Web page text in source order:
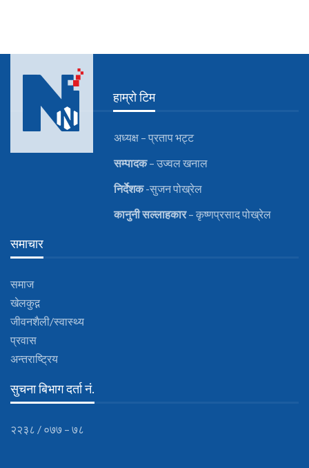
हाम्रो टिम
अध्यक्ष – प्रताप भट्ट
सम्पादक– उज्वल खनाल
निर्देशक-सुजन पोख्रेल
कानुनीसल्लाहकार– कृष्णप्रसाद पोख्रेल
समाचार
समाज
खेलकुद़़
जीवनशैली/स्वास्थ्य
प्रवास
अन्तराष्ट्रिय
सुचना बिभाग दर्ता नं.
२२३८ / ०७७ – ७८